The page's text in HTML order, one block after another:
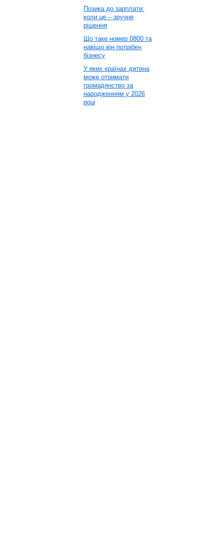
Позика до зарплати:
коли це – зручне
рішення
Що таке номер 0800 та
навіщо він потрібен
бізнесу
У яких країнах дитина
може отримати
громадянство за
народженням у 2026
році